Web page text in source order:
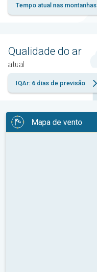
Tempo atual nas montanhas
Qualidade do ar
atual
IQAr: 6 dias de previsão
Mapa de vento